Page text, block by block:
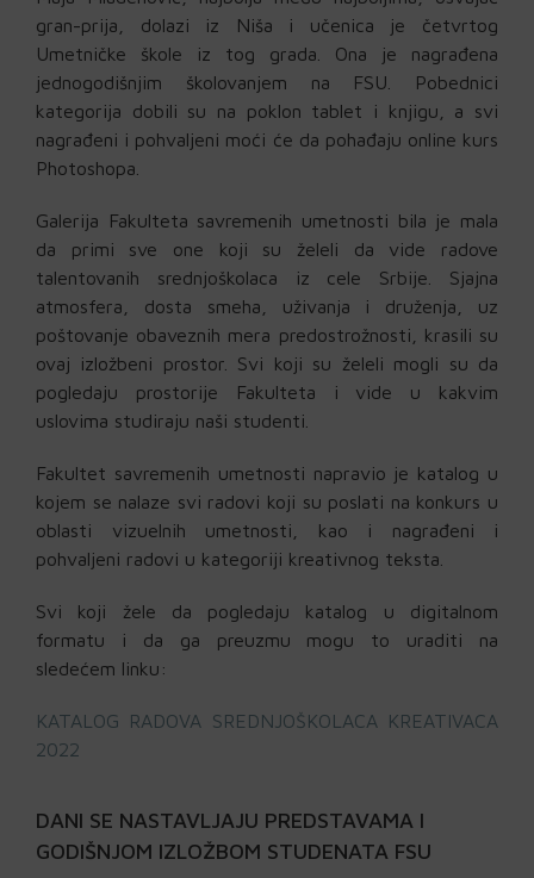
gran-prija, dolazi iz Niša i učenica je četvrtog
Umetničke škole iz tog grada. Ona je nagrađena
jednogodišnjim školovanjem na FSU. Pobednici
kategorija dobili su na poklon tablet i knjigu, a svi
nagrađeni i pohvaljeni moći će da pohađaju online kurs
Photoshopa.
Galerija Fakulteta savremenih umetnosti bila je mala
da primi sve one koji su želeli da vide radove
talentovanih srednjoškolaca iz cele Srbije. Sjajna
atmosfera, dosta smeha, uživanja i druženja, uz
poštovanje obaveznih mera predostrožnosti, krasili su
ovaj izložbeni prostor. Svi koji su želeli mogli su da
pogledaju prostorije Fakulteta i vide u kakvim
uslovima studiraju naši studenti.
Fakultet savremenih umetnosti napravio je katalog u
kojem se nalaze svi radovi koji su poslati na konkurs u
oblasti vizuelnih umetnosti, kao i nagrađeni i
pohvaljeni radovi u kategoriji kreativnog teksta.
Svi koji žele da pogledaju katalog u digitalnom
formatu i da ga preuzmu mogu to uraditi na
sledećem linku:
KATALOG RADOVA SREDNJOŠKOLACA KREATIVACA
2022
DANI SE NASTAVLJAJU PREDSTAVAMA I
GODIŠNJOM IZLOŽBOM STUDENATA FSU